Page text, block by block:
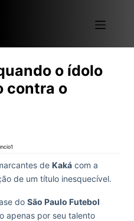
o ídolo
contra o
de Kaká com a
de um título inesquecível.
do São Paulo Futebol
apenas por seu talento